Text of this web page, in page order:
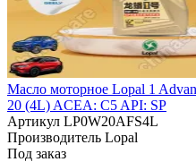
Масло моторное Lopal 1
20 (4L) ACEA: C5 API: SP
Артикул LP0W20AFS4L
Производитель Lopal
Под заказ